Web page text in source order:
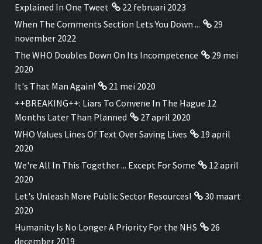
Explained In One Tweet
22 februari 2023
When The Comments Section Lets You Down ...
29
november 2022
The WHO Doubles Down On Its Incompetence
29 mei
2020
It's That Man Again!
21 mei 2020
++BREAKING++: Liars To Convene In The Hague 12
Months Later Than Planned
27 april 2020
WHO Values Lines Of Text Over Saving Lives
19 april
2020
We're All In This Together ... Except For Some
12 april
2020
Let's Unleash More Public Sector Resources!
30 maart
2020
Humanity Is No Longer A Priority For the NHS
26
december 2019